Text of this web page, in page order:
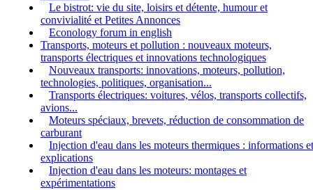
Le bistrot: vie du site, loisirs et détente, humour et
convivialité et Petites Annonces
Econology forum in english
Transports, moteurs et pollution : nouveaux moteurs,
transports électriques et innovations technologiques
Nouveaux transports: innovations, moteurs, pollution,
technologies, politiques, organisation...
Transports électriques: voitures, vélos, transports collectifs,
avions...
Moteurs spéciaux, brevets, réduction de consommation de
carburant
Injection d'eau dans les moteurs thermiques : informations et
explications
Injection d'eau dans les moteurs: montages et
expérimentations